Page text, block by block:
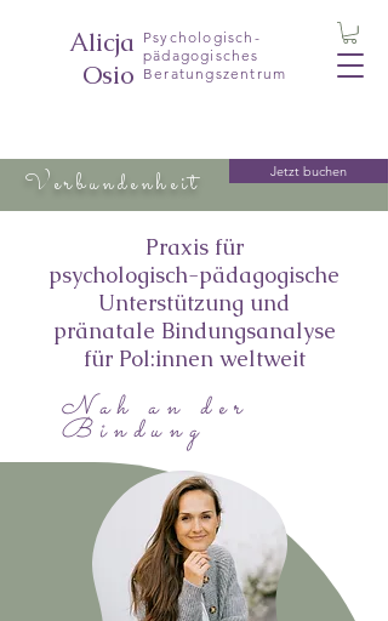
Alicja
Osio
Psychologisch-
pädagogisches
Beratungszentrum
Verbundenheit Jetzt buchen
Praxis für
psychologisch-pädagogische
Unterstützung und
pränatale Bindungsanalyse
für Pol:innen weltweit
Nah an der
Bindung